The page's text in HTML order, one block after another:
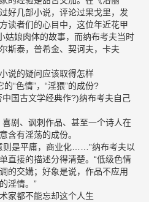
好几部小说，评论过果戈里，发
读者们的心目中，这位年近花甲
姑娘肉体的故事，而纳布考夫当时
斯泰，普希金、契诃夫，卡夫
说的疑问应该取得怎样
“色情”，“淫猥”的成份?
国古文学经典作?)纳布考夫自己
剧、讽刺作品、甚至一个诗人在
含有淫荡的成份。
则是平庸，商业化……”纳布考夫以
直接的描述分得清楚。“低级色情
的交媾；好象是说，作品不应用
淫情。”
家都不能忘却这个人生